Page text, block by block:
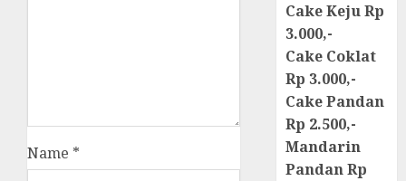
Name *
Cake Keju Rp
3.000,-
Cake Coklat
Rp 3.000,-
Cake Pandan
Rp 2.500,-
Mandarin
Pandan Rp